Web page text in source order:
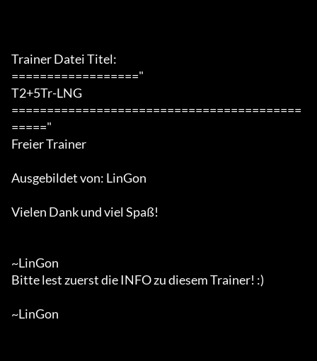
Trainer Datei Titel:
=================="
T2+5Tr-LNG
=========================================
====="
Freier Trainer
Ausgebildet von: LinGon
Vielen Dank und viel Spaß!
~LinGon
Bitte lest zuerst die INFO zu diesem Trainer! :)
~LinGon